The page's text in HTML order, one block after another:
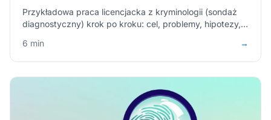
Przykładowa praca licencjacka z kryminologii (sondaż
diagnostyczny) krok po kroku: cel, problemy, hipotezy,
do pobrania (PDF, Word).
6 min →